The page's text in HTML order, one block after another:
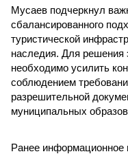
Мусаев подчеркнул
сбалансированного
туристической
наследия. Для решения
необходимо усилить
соблюдением
разрешительной
муниципальных
Ранее информационное